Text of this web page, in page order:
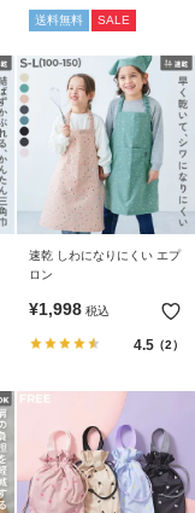
送料無料 SALE
速乾 しわになりにくい エプ
ロン
¥1,998 税込
4.5（2）